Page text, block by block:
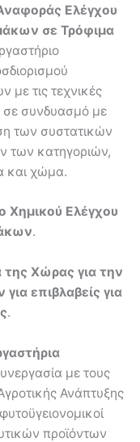
Ελέγχου
σε Τρόφιμα
με τις τεχνικές
σε συνδυασμό με
των συστατικών
των κατηγοριών,
και χώμα.
Χημικού Ελέγχου
.
της Χώρας για την
επιβλαβείς για
.
με τους
Ανάπτυξης
προϊόντων